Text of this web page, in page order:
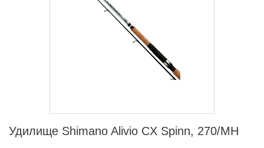
Удилище Shimano Alivio CX Spinn, 270/MH